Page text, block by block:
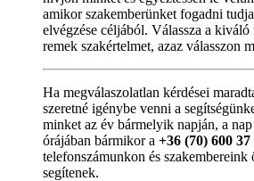
amikor szakemberünket fogadni
elvégzése céljából. Válassza a kiváló
remek szakértelmet, azaz válasszon
Ha megválaszolatlan kérdései
szeretné igénybe venni a
minket az év bármelyik napján, a nap
órájában bármikor a +36 (70) 600 37
telefonszámunkon és szakembereink
segítenek.